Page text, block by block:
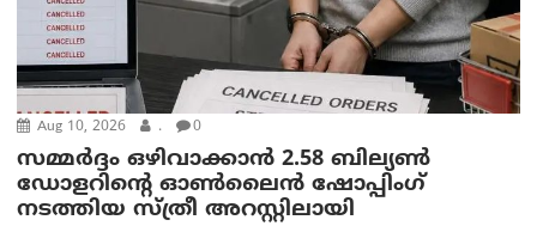
Aug 10, 2026 . 0
സമ്മര്‍ദ്ദം ഒഴിവാക്കാന്‍ 2.58 ബില്യൺ
ഡോളറിന്റെ ഓണ്‍ലൈന്‍ ഷോപ്പിംഗ്
നടത്തിയ സ്ത്രീ അറസ്റ്റിലായി